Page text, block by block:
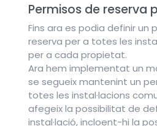
Permisos de reserva
Fins ara es podia definir un
reserva per a totes les
per a cada propietat.
Ara hem implementat un
se segueix mantenint un
totes les instal·lacions
afegeix la possibilitat de
instal·lació, incloent-hi la